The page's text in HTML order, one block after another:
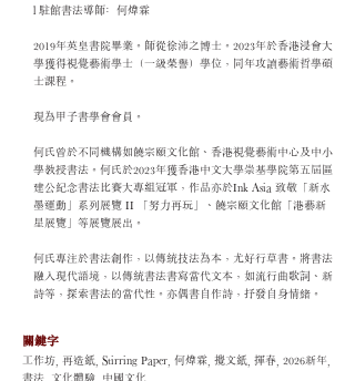
l 駐館書法導師﹕何煒霖
2019年英皇書院畢業。師從徐沛之博士。2023年於香港浸會大
學獲得視覺藝術學士（一級榮譽）學位，同年攻讀藝術哲學碩
士課程。
現為甲子書學會會員。
何氏曾於不同機構如饒宗頤文化館、香港視覺藝術中心及中小
學教授書法。何氏於2023年獲香港中文大學崇基學院第五屆區
建公紀念書法比賽大專組冠軍，作品亦於Ink Asia 致敬「新水
墨運動」系列展覽 II 「努力再玩」、饒宗頤文化館「港藝新
星展覽」等展覽展出。
何氏專注於書法創作，以傳統技法為本，尤好行草書。將書法
融入現代語境，以傳統書法書寫當代文本，如流行曲歌詞、新
詩等，探索書法的當代性。亦偶書自作詩，抒發自身情緒。
關鍵字
工作坊, 再造紙, Stirring Paper, 何煒霖, 攪文紙, 揮春, 2026新年,
書法, 文化體驗, 中國文化